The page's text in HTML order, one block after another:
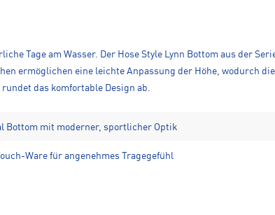
Tage am Wasser. Der Hose Style Lynn Bottom aus der
ermöglichen eine leichte Anpassung der Höhe, wodurch
das komfortable Design ab.
Bottom mit moderner, sportlicher Optik
Ware für angenehmes Tragegefühl